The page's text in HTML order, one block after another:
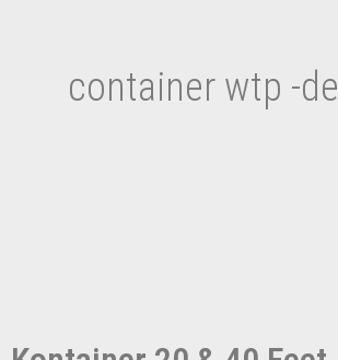
container wtp -